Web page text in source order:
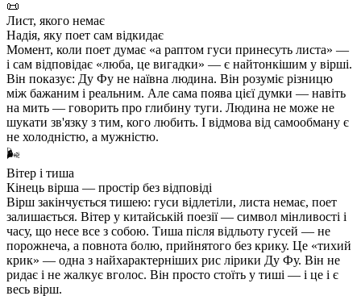
📜
Лист, якого немає
Надія, яку поет сам відкидає
Момент, коли поет думає «а раптом гуси принесуть листа» —
і сам відповідає «люба, це вигадки» — є найтонкішим у вірші.
Він показує: Ду Фу не наївна людина. Він розуміє різницю
між бажаним і реальним. Але сама поява цієї думки — навіть
на мить — говорить про глибину туги. Людина не може не
шукати зв'язку з тим, кого любить. І відмова від самообману є
не холодністю, а мужністю.
🌬️
Вітер і тиша
Кінець вірша — простір без відповіді
Вірш закінчується тишею: гуси відлетіли, листа немає, поет
залишається. Вітер у китайській поезії — символ мінливості і
часу, що несе все з собою. Тиша після відльоту гусей — не
порожнеча, а повнота болю, прийнятого без крику. Це «тихий
крик» — одна з найхарактерніших рис лірики Ду Фу. Він не
ридає і не жалкує вголос. Він просто стоїть у тиші — і це і є
весь вірш.